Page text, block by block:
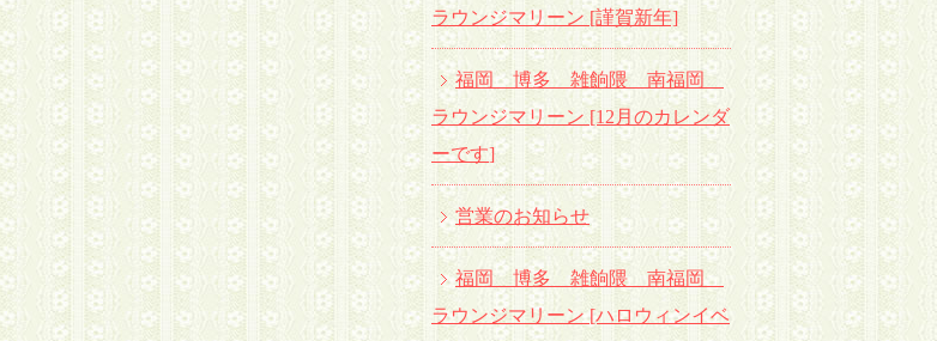
ラウンジマリーン [謹賀新年]
福岡 博多 雑餉隈 南福岡
ラウンジマリーン [12月のカレンダ
ーです]
営業のお知らせ
福岡 博多 雑餉隈 南福岡
ラウンジマリーン [ハロウィンイベ